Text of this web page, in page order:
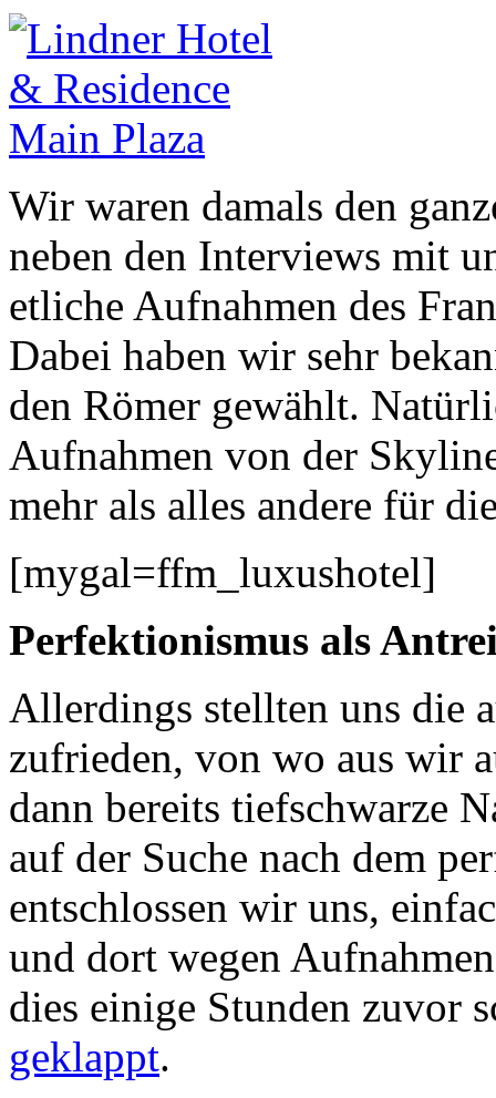
Wir waren damals den
neben den Interviews mit
etliche Aufnahmen des
Dabei haben wir sehr
den Römer gewählt.
Aufnahmen von der
mehr als alles andere für
[mygal=ffm_luxushotel]
Perfektionismus als
Allerdings stellten uns die
zufrieden, von wo aus wir
dann bereits tiefschwarze
auf der Suche nach dem
entschlossen wir uns,
und dort wegen
dies einige Stunden zuvor
geklappt.